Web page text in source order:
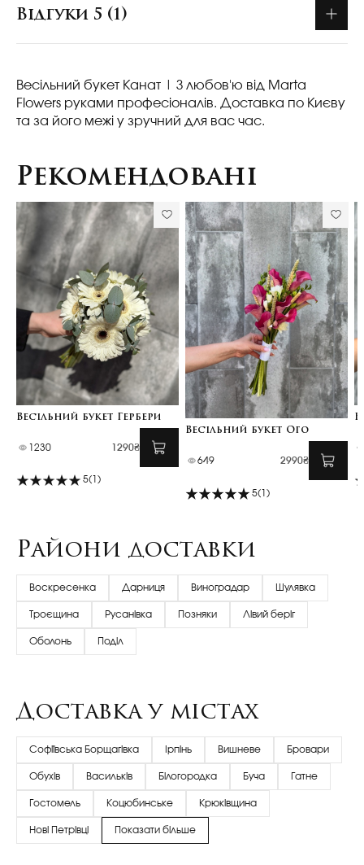
Відгуки 5 (1)
Весільний букет Канат
| З любов'ю від Marta
Flowers руками професіоналів. Доставка по Києву
та за його межі у зручний для вас час.
Рекомендовані
Весільний букет Гербери
1230 1290₴
5(1)
Весільний букет Ого
649 2990₴
5(1)
Райони доставки
Воскресенка Дарниця Виноградар Шулявка
Троєщина Русанівка Позняки Лівий беріг
Оболонь Поділ
Доставка у містах
Софіївська Борщагівка Ірпінь Вишневе Бровари
Обухів Васильків Білогородка Буча Гатне
Гостомель Коцюбинське Крюківщина
Нові Петрівці Показати більше